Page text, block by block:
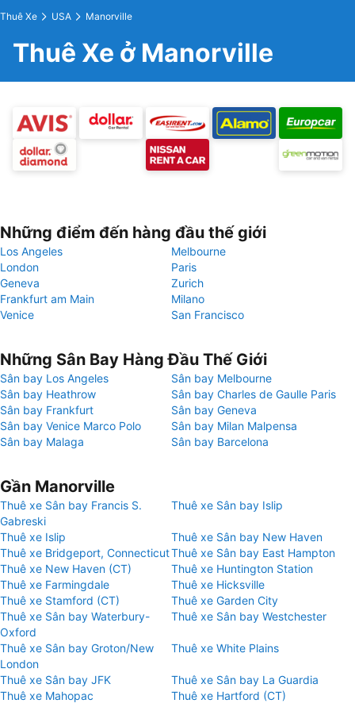
Thuê Xe USA Manorville
Thuê Xe ở Manorville
Những điểm đến hàng đầu thế giới
Los Angeles
Melbourne
London
Paris
Geneva
Zurich
Frankfurt am Main
Milano
Venice
San Francisco
Những Sân Bay Hàng Đầu Thế Giới
Sân bay Los Angeles
Sân bay Melbourne
Sân bay Heathrow
Sân bay Charles de Gaulle Paris
Sân bay Frankfurt
Sân bay Geneva
Sân bay Venice Marco Polo
Sân bay Milan Malpensa
Sân bay Malaga
Sân bay Barcelona
Gần Manorville
Thuê xe Sân bay Francis S.
Gabreski
Thuê xe Sân bay Islip
Thuê xe Islip
Thuê xe Sân bay New Haven
Thuê xe Bridgeport, ConnecticutThuê xe Sân bay East Hampton
Thuê xe New Haven (CT)
Thuê xe Huntington Station
Thuê xe Farmingdale
Thuê xe Hicksville
Thuê xe Stamford (CT)
Thuê xe Garden City
Thuê xe Sân bay Waterbury-
Oxford
Thuê xe Sân bay Westchester
Thuê xe Sân bay Groton/New
London
Thuê xe White Plains
Thuê xe Sân bay JFK
Thuê xe Sân bay La Guardia
Thuê xe Mahopac
Thuê xe Hartford (CT)